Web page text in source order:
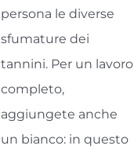
persona le diverse
sfumature dei
tannini. Per un lavoro
completo,
aggiungete anche
un bianco: in questo